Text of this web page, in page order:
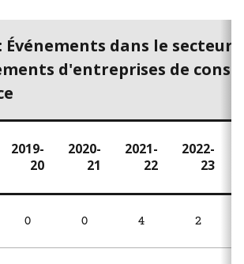
Événements dans le secteur
d'entreprises de
2019-
20
2020-
21
2021-
22
2022-
23
0 0 4 2